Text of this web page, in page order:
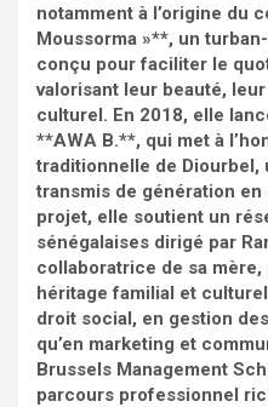
notamment à l’origine du
Moussorma »**, un
conçu pour faciliter le
valorisant leur beauté,
culturel. En 2018, elle
**AWA B.**, qui met à
traditionnelle de Diourbel,
transmis de génération
projet, elle soutient un
sénégalaises dirigé par
collaboratrice de sa
héritage familial et
droit social, en gestion
qu’en marketing et
Brussels Management
parcours professionnel